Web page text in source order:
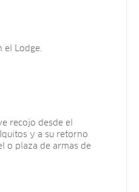
el Lodge.
recojo desde el
y a su retorno
o plaza de armas de